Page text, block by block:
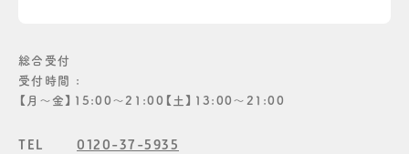
総合受付
受付時間 :
【月〜金】15:00〜21:00【土】13:00〜21:00
TEL
0120-37-5935